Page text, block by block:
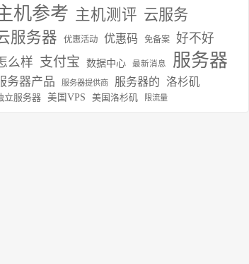
机参考 主机测评 云服务
服务器
优惠活动 优惠码 免备案
好不好
么样 支付宝 数据中心 最新消息 服务器
务器产品 服务器提供商 服务器的 洛杉矶
立服务器 美国VPS 美国洛杉矶 限流量